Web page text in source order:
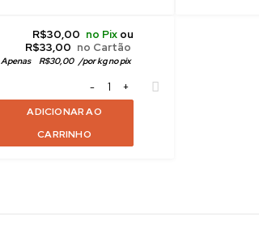
R$30,00 no Pix ou
R$33,00 no Cartão
Apenas R$30,00 /por kg no pix
ADICIONAR AO
CARRINHO